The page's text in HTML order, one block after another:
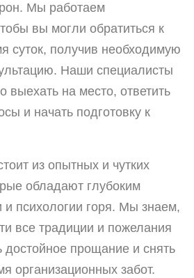
Мы работаем
вы могли обратиться к
суток, получив необходимую
Наши специалисты
выехать на место, ответить
и начать подготовку к
из опытных и чутких
обладают глубоким
и психологии горя. Мы знаем,
все традиции и пожелания
достойное прощание и снять
организационных забот.